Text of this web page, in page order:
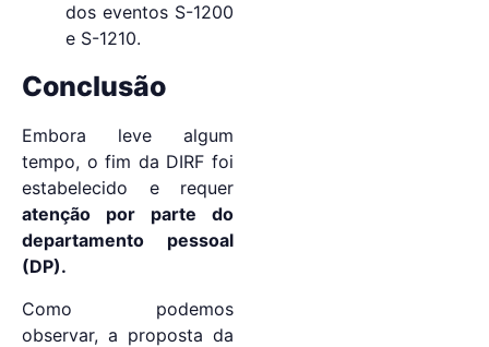
dos eventos S-1200
e S-1210.
Conclusão
Embora leve algum
tempo, o fim da DIRF foi
estabelecido e requer
atenção por parte do
departamento pessoal
(DP).
Como podemos
observar, a proposta da